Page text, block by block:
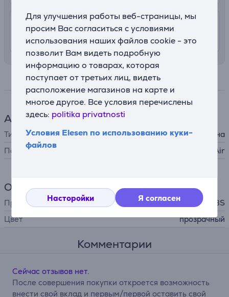
Для улучшения работы веб-страницы, мы
просим Вас согласиться с условиями
использования наших файлов cookie - это
позволит Вам видеть подробную
информацию о товарах, которая
поступает от третьих лиц, видеть
расположение магазинов на карте и
многое другое. Все условия перечислены
здесь: politika privatnosti
Условия Elesen по использованию куки-
файлов
Насторойки Я согласен
Доставка в квартиру
10. - 12. августа
Спецификация
Аксессуар для телефона
Тип
защитное стекло для экрана
Подходит для телефонов
Apple iPhone Air
Общий параметр
Производитель
SBS
Цвет
прозрачный
Комментарии
Сейчас отзывов нет.
После совершения покупки откроется возможность
внести свой вклад и первым/первой оставить свой